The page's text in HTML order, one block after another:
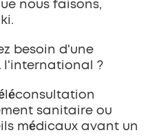
nous faisons,
besoin d'une
l'international ?
sanitaire ou
médicaux avant un